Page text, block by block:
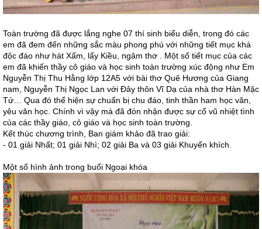
Toàn trường đã được lắng nghe 07 thí sinh biểu diễn, trong đó các
em đã đem đến những sắc màu phong phú với những tiết mục khá
độc đáo như hát Xẩm, lẩy Kiều, ngâm thơ . Một số tiết mục của các
em đã khiến thầy cô giáo và học sinh toàn trường xúc động như Em
Nguyễn Thị Thu Hằng lớp 12A5 với bài thơ Quê Hương của Giang
nam, Nguyễn Thị Ngọc Lan với Đây thôn Vĩ Dạ của nhà thơ Hàn Mặc
Tử… Qua đó thể hiện sự chuẩn bị chu đáo, tinh thần ham học văn,
yêu văn học. Chính vì vậy mà đã đón nhận được sự cổ vũ nhiệt tình
của các thầy giáo, cô giáo và học sinh toàn trường.
Kết thúc chương trình, Ban giám khảo đã trao giải:
- 01 giải Nhất; 01 giải Nhì; 02 giải Ba và 03 giải Khuyến khích.
Một số hình ảnh trong buổi Ngoại khóa